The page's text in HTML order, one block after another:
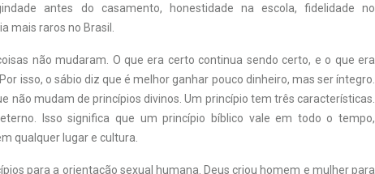
antes do casamento, honestidade na escola, fidelidade no
mais raros no Brasil.
não mudaram. O que era certo continua sendo certo, e o que era
isso, o sábio diz que é melhor ganhar pouco dinheiro, mas ser íntegro.
não mudam de princípios divinos. Um princípio tem três características.
Isso significa que um princípio bíblico vale em todo o tempo,
qualquer lugar e cultura.
para a orientação sexual humana. Deus criou homem e mulher para